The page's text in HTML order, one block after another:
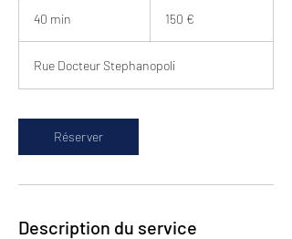
40 min
i
n
150 €
Rue Docteur Stephanopoli
Réserver
Description du service